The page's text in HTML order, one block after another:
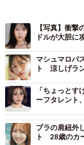
【写真】衝
ドルが大胆に
マシュマロバ
ト 涼しげラ
「ちょっと
ーフタレント
ブラの肩紐外
ト 28歳のカ